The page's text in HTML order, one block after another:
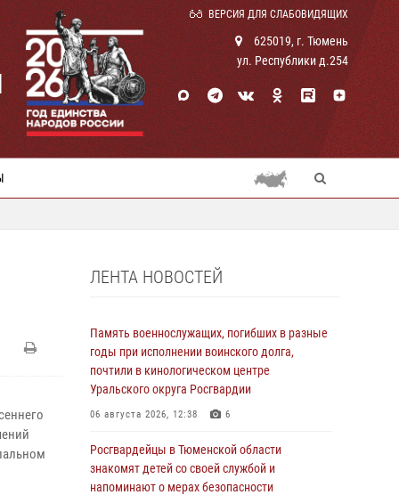
ВЕРСИЯ ДЛЯ СЛАБОВИДЯЩИХ
625019, г. Тюмень
ул. Республики д.254
ЛЕНТА НОВОСТЕЙ
Память военнослужащих, погибших в разные
годы при исполнении воинского долга,
почтили в кинологическом центре
Уральского округа Росгвардии
06 августа 2026, 12:38 6
Росгвардейцы в Тюменской области
знакомят детей со своей службой и
напоминают о мерах безопасности